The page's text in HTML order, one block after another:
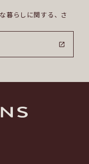
暮らしに関する、さ